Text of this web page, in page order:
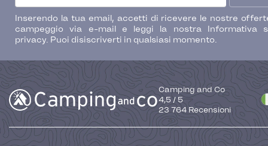
Inserendo la tua email, accetti di ricevere le nostre
campeggio via e-mail e leggi la nostra Informativa
privacy. Puoi disiscriverti in qualsiasi momento.
Camping and Co
4,5 / 5
23 764 Recensioni